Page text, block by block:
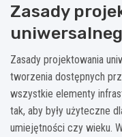
Zasady
Zasady projektowania
tworzenia dostępnych
wszystkie elementy
tak, aby były użyteczne
umiejętności czy wieku.